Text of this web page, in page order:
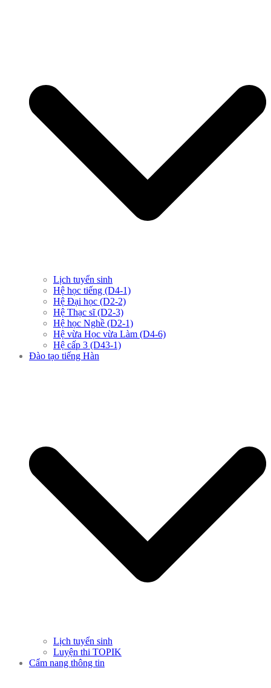
Lịch tuyển sinh
Hệ học tiếng (D4-1)
Hệ Đại học (D2-2)
Hệ Thạc sĩ (D2-3)
Hệ học Nghề (D2-1)
Hệ vừa Học vừa Làm (D4-6)
Hệ cấp 3 (D43-1)
Đào tạo tiếng Hàn
Lịch tuyển sinh
Luyện thi TOPIK
Cẩm nang thông tin